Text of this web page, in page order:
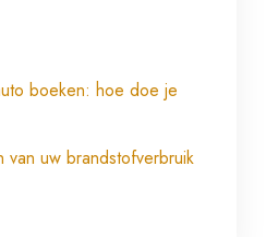
boeken: hoe doe je
uw brandstofverbruik